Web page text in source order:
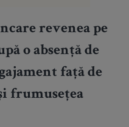
revenea pe
o absență de
față de
frumusețea